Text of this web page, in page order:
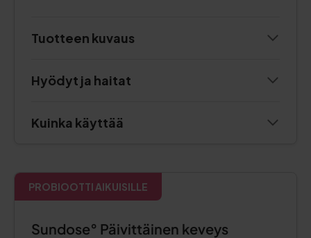
Tuotteen kuvaus
Hyödyt ja haitat
Kuinka käyttää
PROBIOOTTI AIKUISILLE
Sundose° Päivittäinen keveys